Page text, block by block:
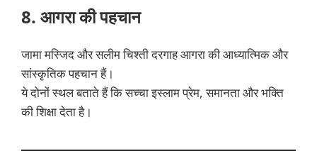
8. आगरा की पहचान
जामा मस्जिद और सलीम चिश्ती दरगाह आगरा की आध्यात्मिक और
सांस्कृतिक पहचान हैं।
ये दोनों स्थल बताते हैं कि सच्चा इस्लाम प्रेम, समानता और भक्ति
की शिक्षा देता है।